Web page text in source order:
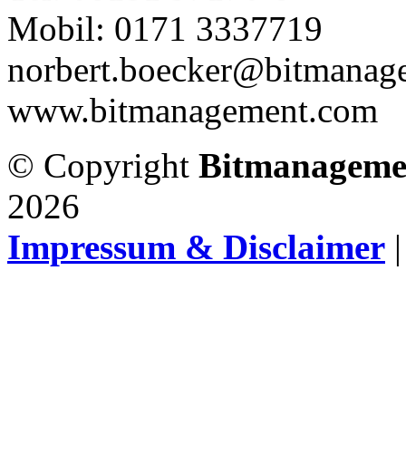
Mobil: 0171 3337719
www.bitmanagement.com
© Copyright
2026
Impressum & Disclaimer